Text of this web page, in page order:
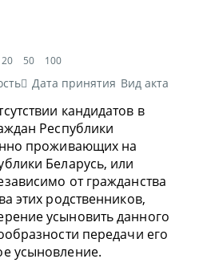
20 50
100
Дата принятия Вид акта
кандидатов в
Республики
проживающих на
Беларусь, или
от гражданства
этих родственников,
усыновить данного
передачи его
усыновление.